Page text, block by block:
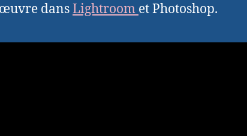
dansLightroom et Photoshop.